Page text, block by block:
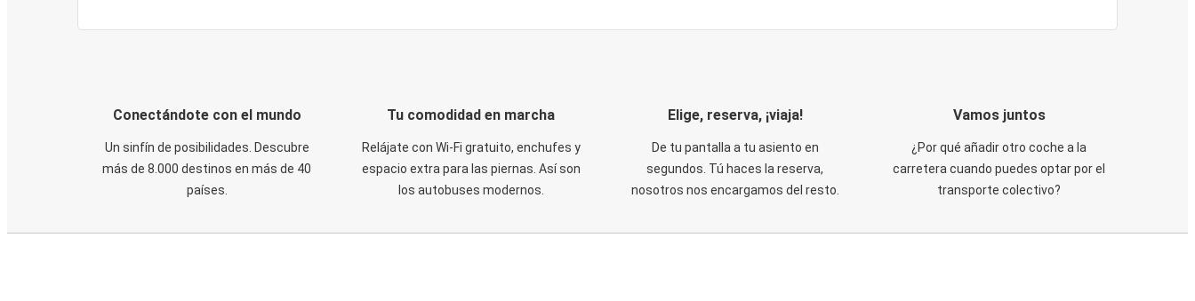
Conectándote con el mundo
Un sinfín de posibilidades. Descubre
más de 8.000 destinos en más de 40
países.
Tu comodidad en marcha
Relájate con Wi-Fi gratuito, enchufes y
espacio extra para las piernas. Así son
los autobuses modernos.
Elige, reserva, ¡viaja!
De tu pantalla a tu asiento en
segundos. Tú haces la reserva,
nosotros nos encargamos del resto.
Vamos juntos
¿Por qué añadir otro coche a la
carretera cuando puedes optar por el
transporte colectivo?